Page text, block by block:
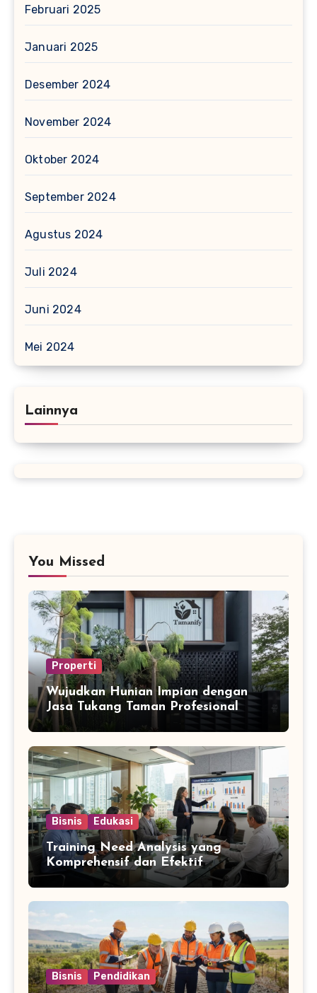
Februari 2025
Januari 2025
Desember 2024
November 2024
Oktober 2024
September 2024
Agustus 2024
Juli 2024
Juni 2024
Mei 2024
Lainnya
You Missed
Properti
Wujudkan Hunian Impian dengan
Jasa Tukang Taman Profesional
Bisnis Edukasi
Training Need Analysis yang
Komprehensif dan Efektif
Bisnis Pendidikan